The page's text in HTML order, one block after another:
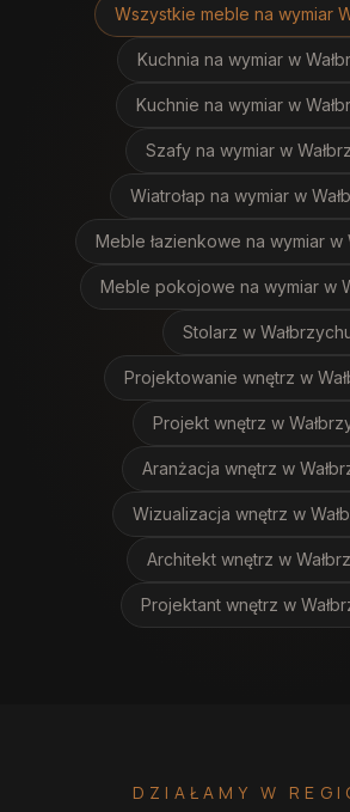
Wszystkie meble na wymiar
Kuchnia na wymiar w
Kuchnie na wymiar w
Szafy na wymiar w
Wiatrołap na wymiar w
Meble łazienkowe na wymiar w
Meble pokojowe na wymiar w
Stolarz w
Projektowanie wnętrz w
Projekt wnętrz w
Aranżacja wnętrz w
Wizualizacja wnętrz w
Architekt wnętrz w
Projektant wnętrz w
DZIAŁAMY W